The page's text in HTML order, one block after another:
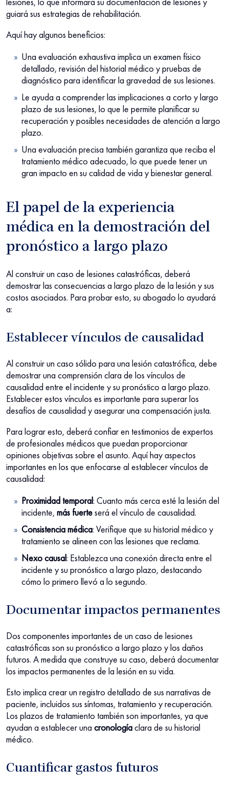
guiará sus estrategias de rehabilitación.
Aquí hay algunos beneficios:
Una evaluación exhaustiva implica un examen físico
detallado, revisión del historial médico y pruebas de
diagnóstico para identificar la gravedad de sus lesiones.
Le ayuda a comprender las implicaciones a corto y largo
plazo de sus lesiones, lo que le permite planificar su
recuperación y posibles necesidades de atención a largo
plazo.
Una evaluación precisa también garantiza que reciba el
tratamiento médico adecuado, lo que puede tener un
gran impacto en su calidad de vida y bienestar general.
El papel de la experiencia
médica en la demostración del
pronóstico a largo plazo
Al construir un caso de lesiones catastróficas, deberá
demostrar las consecuencias a largo plazo de la lesión y sus
costos asociados. Para probar esto, su abogado lo ayudará
a:
Establecer vínculos de causalidad
Al construir un caso sólido para una lesión catastrófica, debe
demostrar una comprensión clara de los vínculos de
causalidad entre el incidente y su pronóstico a largo plazo.
Establecer estos vínculos es importante para superar los
desafíos de causalidad y asegurar una compensación justa.
Para lograr esto, deberá confiar en testimonios de expertos
de profesionales médicos que puedan proporcionar
opiniones objetivas sobre el asunto. Aquí hay aspectos
importantes en los que enfocarse al establecer vínculos de
causalidad:
Proximidad temporal: Cuanto más cerca esté la lesión del
incidente, más fuerteserá el vínculo de causalidad.
Consistencia médica: Verifique que su historial médico y
tratamiento se alineen con las lesiones que reclama.
Nexo causal: Establezca una conexión directa entre el
incidente y su pronóstico a largo plazo, destacando
cómo lo primero llevó a lo segundo.
Documentar impactos permanentes
Dos componentes importantes de un caso de lesiones
catastróficas son su pronóstico a largo plazo y los daños
futuros. A medida que construye su caso, deberá documentar
los impactos permanentes de la lesión en su vida.
Esto implica crear un registro detallado de sus narrativas de
paciente, incluidos sus síntomas, tratamiento y recuperación.
Los plazos de tratamiento también son importantes, ya que
ayudan a establecer una cronologíaclara de su historial
médico.
Cuantificar gastos futuros